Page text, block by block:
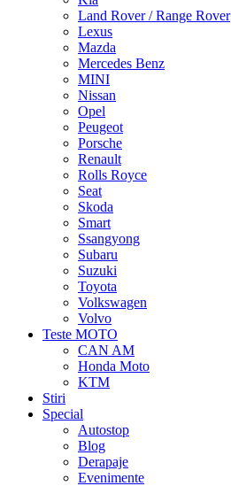
Land Rover / Range Rover
Lexus
Mazda
Mercedes Benz
MINI
Nissan
Opel
Peugeot
Porsche
Renault
Rolls Royce
Seat
Skoda
Smart
Ssangyong
Subaru
Suzuki
Toyota
Volkswagen
Volvo
Teste MOTO
CAN AM
Honda Moto
KTM
Stiri
Special
Autostop
Blog
Derapaje
Evenimente